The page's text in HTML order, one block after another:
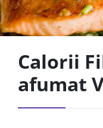
Calorii
afumat